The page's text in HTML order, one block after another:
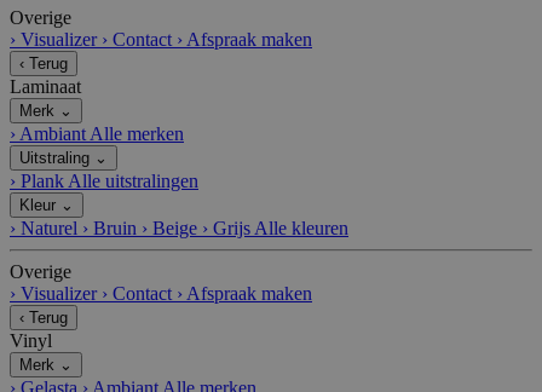
Overige
› Visualizer › Contact › Afspraak maken
‹ Terug
Laminaat
Merk ⌄
› Ambiant Alle merken
Uitstraling ⌄
› Plank Alle uitstralingen
Kleur ⌄
› Naturel › Bruin › Beige › Grijs Alle kleuren
Overige
› Visualizer › Contact › Afspraak maken
‹ Terug
Vinyl
Merk ⌄
› Gelasta › Ambiant Alle merken